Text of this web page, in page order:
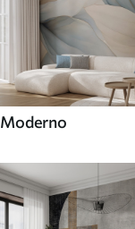
Moderno